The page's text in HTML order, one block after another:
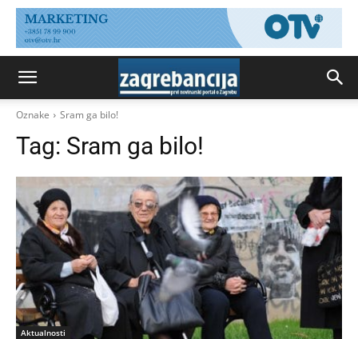
Oznake Sram ga bilo!
Tag: Sram ga bilo!
Aktualnosti